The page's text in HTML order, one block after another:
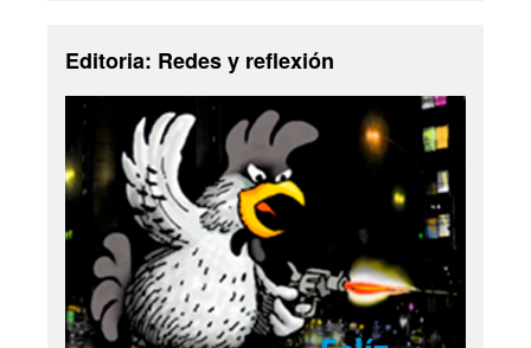
Editoria: Redes y reflexión